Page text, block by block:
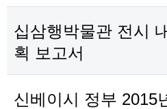
십삼행박물관 전시
획 보고서
신베이시 정부 2015